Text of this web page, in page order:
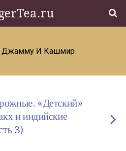
Джамму И Кашмир
«Детский»
и индийские
3)